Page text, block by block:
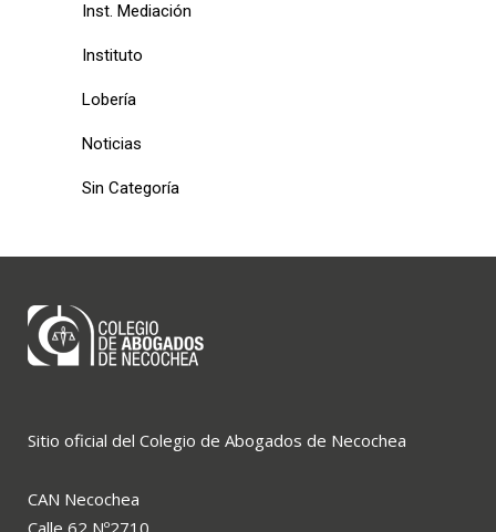
Inst. Mediación
Instituto
Lobería
Noticias
Sin Categoría
Sitio oficial del Colegio de Abogados de Necochea
CAN Necochea
Calle 62 Nº2710